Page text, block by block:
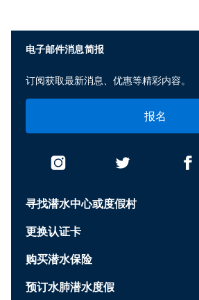
寻找潜水中心或度假村
更换认证卡
购买潜水保险
预订水肺潜水度假
电子邮件消息简报
订阅获取最新消息、优惠等精彩内容。
报名